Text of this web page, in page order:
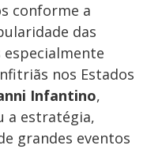
conforme a
das
especialmente
nos Estados
Infantino,
a estratégia,
grandes eventos